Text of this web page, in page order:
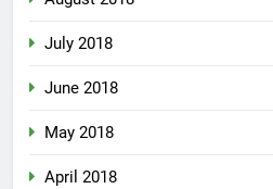
July 2018
June 2018
May 2018
April 2018